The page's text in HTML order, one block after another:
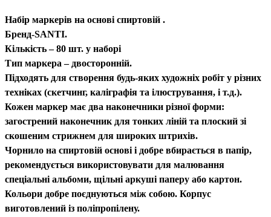
Набір маркерів на основі спиртовій .
Бренд-SANTI.
Кількість – 80 шт. у наборі
Тип маркера – двосторонній.
Підходять для створення будь-яких художніх робіт у різних
техніках (скетчинг, каліграфія та ілюстрування, і т.д.).
Кожен маркер має два наконечники різної форми:
загострений наконечник для тонких ліній та плоский зі
скошеним стрижнем для широких штрихів.
Чорнило на спиртовій основі і добре вбирається в папір,
рекомендується використовувати для малювання
спеціальні альбоми, щільні аркуші паперу або картон.
Кольори добре поєднуються між собою. Корпус
виготовлений із поліпропілену.